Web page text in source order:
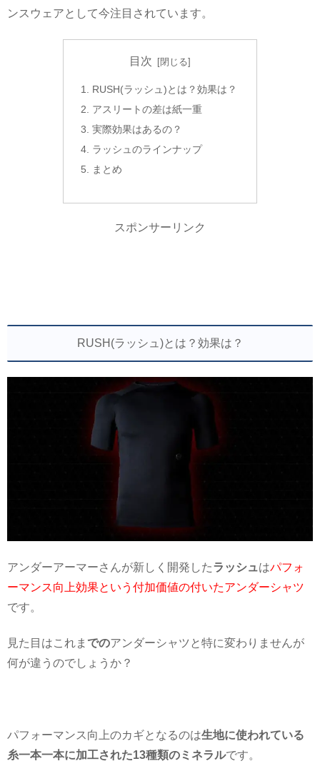
ンスウェアとして今注目されています。
目次
RUSH(ラッシュ)とは？効果は？
アスリートの差は紙一重
実際効果はあるの？
ラッシュのラインナップ
まとめ
スポンサーリンク
RUSH(ラッシュ)とは？効果は？
アンダーアーマーさんが新しく開発したラッシュはパフォ
ーマンス向上効果という付加価値の付いたアンダーシャツ
です。
見た目はこれま でのアンダーシャツと特に変わりませんが
何が違うのでしょうか？
パフォーマンス向上のカギとなるのは生地に使われている
糸一本一本に加工された13種類のミネラルです。